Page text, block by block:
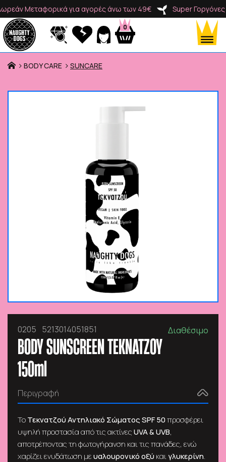
Μεταφορικά για αγορές άνω των 49€ Super Γοργόνες
0
Προϊόντα
BODY CARE SUNCARE
0205 5213014051851 Διαθέσιμο
BODY SUNSCREEN ΤΕΚΝΑΤΖΟΥ
150ml
Περιγραφή
ΤοΤεκνατζού Αντηλιακό Σώματος SPF 50προσφέρει
υψηλή προστασία από τις ακτίνεςUVA & UVB,
αποτρέποντας τη φωτογήρανση και τις πανάδες, ενώ
χαρίζει ενυδάτωση μευαλουρονικό οξύκαιγλυκερίνη.